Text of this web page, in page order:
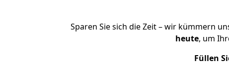
Sparen Sie sich die Zeit – wir kümmern
heute, um
Füllen